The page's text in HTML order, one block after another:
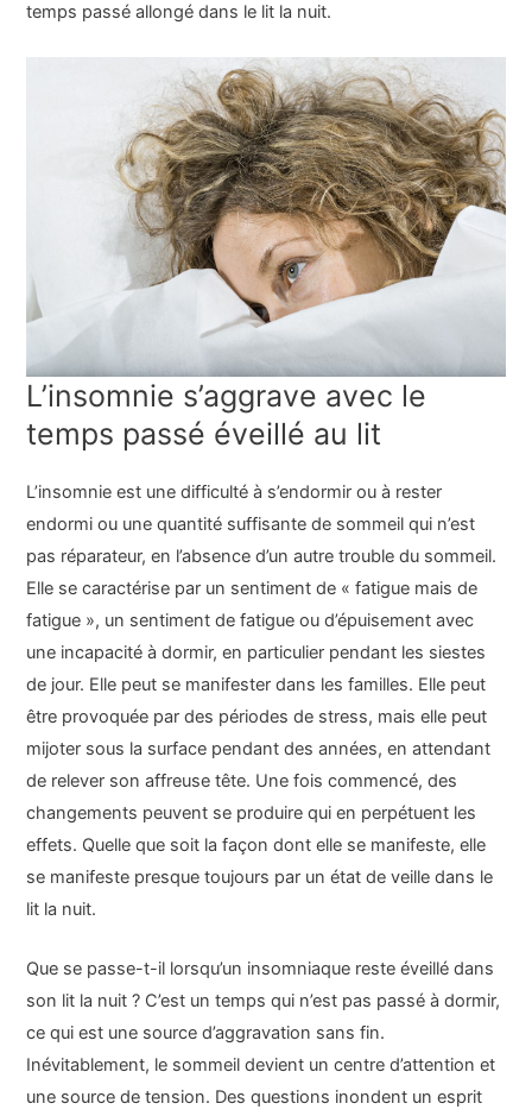
temps passé allongé dans le lit la nuit.
L’insomnie s’aggrave avec le
temps passé éveillé au lit
L’insomnie est une difficulté à s’endormir ou à rester
endormi ou une quantité suffisante de sommeil qui n’est
pas réparateur, en l’absence d’un autre trouble du sommeil.
Elle se caractérise par un sentiment de « fatigue mais de
fatigue », un sentiment de fatigue ou d’épuisement avec
une incapacité à dormir, en particulier pendant les siestes
de jour. Elle peut se manifester dans les familles. Elle peut
être provoquée par des périodes de stress, mais elle peut
mijoter sous la surface pendant des années, en attendant
de relever son affreuse tête. Une fois commencé, des
changements peuvent se produire qui en perpétuent les
effets. Quelle que soit la façon dont elle se manifeste, elle
se manifeste presque toujours par un état de veille dans le
lit la nuit.
Que se passe-t-il lorsqu’un insomniaque reste éveillé dans
son lit la nuit ? C’est un temps qui n’est pas passé à dormir,
ce qui est une source d’aggravation sans fin.
Inévitablement, le sommeil devient un centre d’attention et
une source de tension. Des questions inondent un esprit